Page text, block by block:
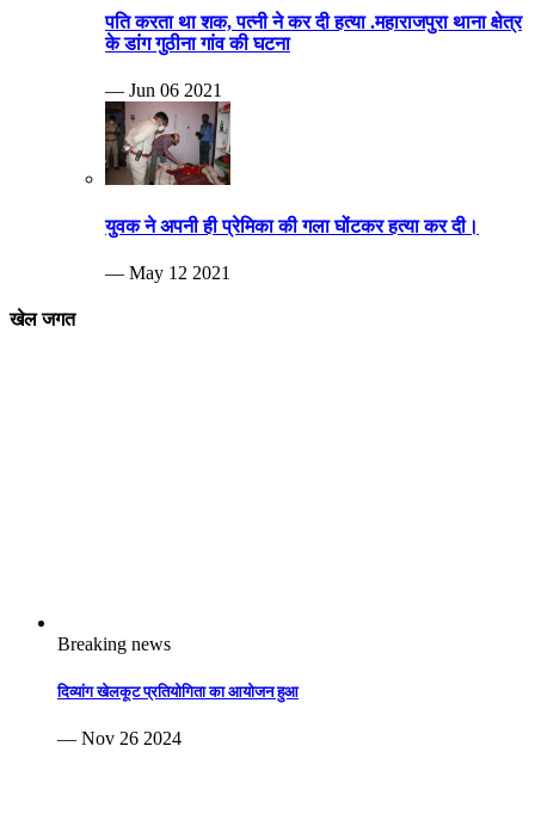
पति करता था शक, पत्नी ने कर दी हत्या .महाराजपुरा थाना क्षेत्र
के डांग गुठीना गांव की घटना
— Jun 06 2021
युवक ने अपनी ही प्रेमिका की गला घोंटकर हत्या कर दी।
— May 12 2021
खेल जगत
Breaking news
दिव्यांग खेलकूट प्रतियोगिता का आयोजन हुआ
— Nov 26 2024